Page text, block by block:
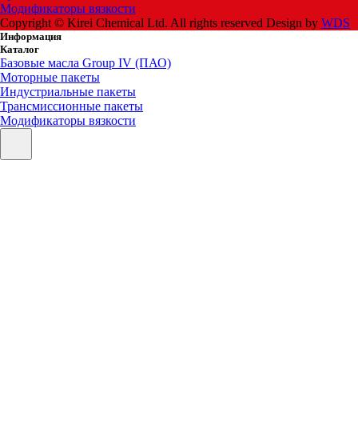
Модификаторы вязкости
Copyright © Kirei Chemical Ltd. All rights reserved Design by WDS
Информация
Каталог
Базовые масла Group IV (ПАО)
Моторные пакеты
Индустриальные пакеты
Трансмиссионные пакеты
Модификаторы вязкости